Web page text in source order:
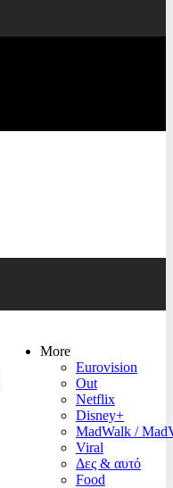
More
Eurovision
Out
Netflix
Disney+
MadWalk /
Viral
Δες & αυτό
Food